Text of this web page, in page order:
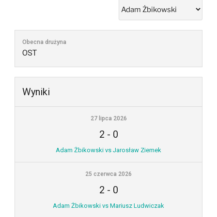
Obecna drużyna
OST
Wyniki
27 lipca 2026
2 - 0
Adam Żbikowski vs Jarosław Ziemek
25 czerwca 2026
2 - 0
Adam Żbikowski vs Mariusz Ludwiczak